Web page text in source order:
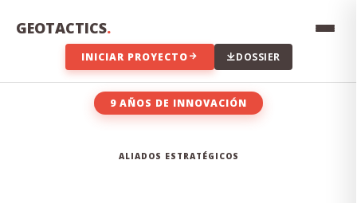
GEOTACTICS.
INICIAR PROYECTO DOSSIER
9 AÑOS DE INNOVACIÓN
ALIADOS ESTRATÉGICOS
compromiso con el territorio y excelencia técnica en cada
INNOVACIÓN